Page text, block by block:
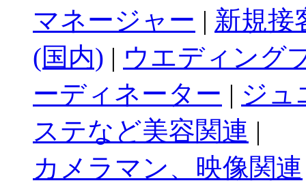
マネージャー | 新規接
(国内) | ウエディング
ーディネーター | ジュ
ステなど美容関連 |
カメラマン、映像関連